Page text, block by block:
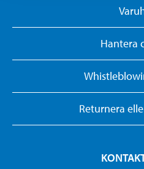
Hantera
Returnera